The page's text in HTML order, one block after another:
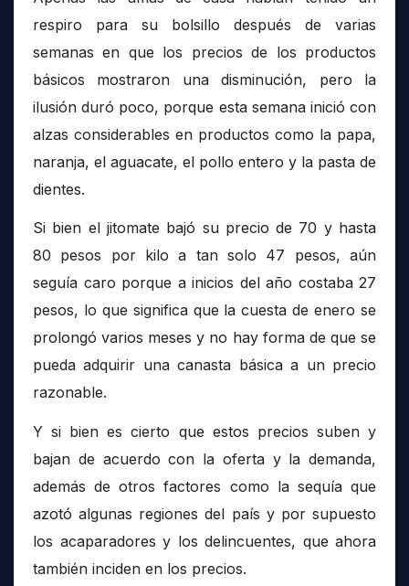
respiro para su bolsillo después de varias
semanas en que los precios de los productos
básicos mostraron una disminución, pero la
ilusión duró poco, porque esta semana inició con
alzas considerables en productos como la papa,
naranja, el aguacate, el pollo entero y la pasta de
dientes.
Si bien el jitomate bajó su precio de 70 y hasta
80 pesos por kilo a tan solo 47 pesos, aún
seguía caro porque a inicios del año costaba 27
pesos, lo que significa que la cuesta de enero se
prolongó varios meses y no hay forma de que se
pueda adquirir una canasta básica a un precio
razonable.
Y si bien es cierto que estos precios suben y
bajan de acuerdo con la oferta y la demanda,
además de otros factores como la sequía que
azotó algunas regiones del país y por supuesto
los acaparadores y los delincuentes, que ahora
también inciden en los precios.